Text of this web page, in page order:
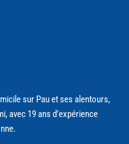
sur Pau et ses alentours,
avec 19 ans d’expérience